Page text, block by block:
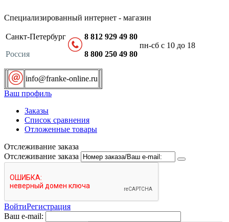
Специализированный интернет - магазин
Санкт-Петербург
Россия
8 812 929 49 80
8 800 250 49 80
пн-сб с 10 до 18
info@franke-online.ru
Ваш профиль
Заказы
Список сравнения
Отложенные товары
Отслеживание заказа
Отслеживание заказа
ВойтиРегистрация
Ваш e-mail: